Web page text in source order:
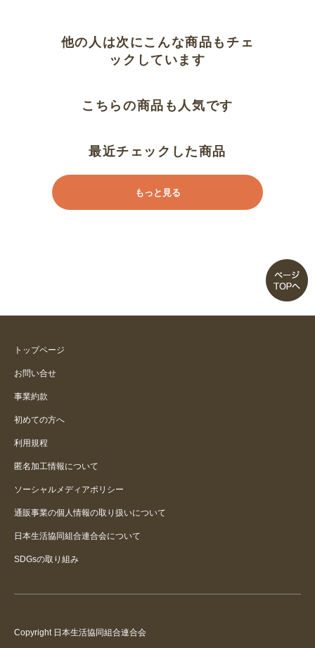
他の人は次にこんな商品もチェ
ックしています
こちらの商品も人気です
最近チェックした商品
もっと見る
トップページ
お問い合せ
事業約款
初めての方へ
利用規程
匿名加工情報について
ソーシャルメディアポリシー
通販事業の個人情報の取り扱いについて
日本生活協同組合連合会について
SDGsの取り組み
Copyright 日本生活協同組合連合会